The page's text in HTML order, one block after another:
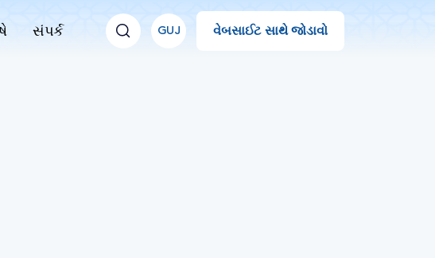
સંપર્ક GUJ વેબસાઈટ સાથે જોડાવો